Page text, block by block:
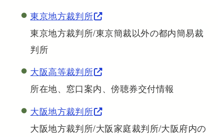
東京地方裁判所
東京地方裁判所/東京簡裁以外の都内簡易裁
判所
大阪高等裁判所
所在地、窓口案内、傍聴券交付情報
大阪地方裁判所
大阪地方裁判所/大阪家庭裁判所/大阪府内の